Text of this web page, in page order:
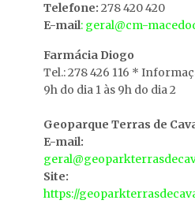
Telefone: 278 420 420
E-mail: geral@cm-
Farmácia Diogo
Tel.: 278 426 116 *
9h do dia 1 às 9h do dia 2
Geoparque Terras de
E-mail:
Site:
https://